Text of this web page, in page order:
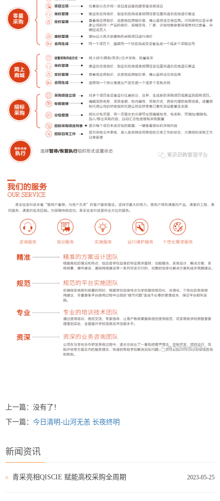
上一篇：没有了！
下一篇：今日清明-山河无恙 长夜终明
新闻资讯
2023-05-25
青采亮相QISCIE 赋能高校采购全周期